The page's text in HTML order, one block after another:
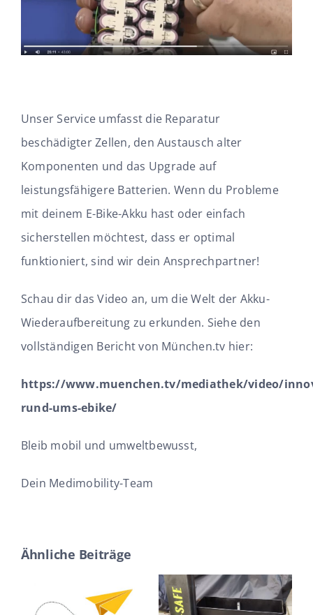
Unser Service umfasst die Reparatur
beschädigter Zellen, den Austausch alter
Komponenten und das Upgrade auf
leistungsfähigere Batterien. Wenn du Probleme
mit deinem E-Bike-Akku hast oder einfach
sicherstellen möchtest, dass er optimal
funktioniert, sind wir dein Ansprechpartner!
Schau dir das Video an, um die Welt der Akku-
Wiederaufbereitung zu erkunden. Siehe den
vollständigen Bericht von München.tv hier:
https://www.muenchen.tv/mediathek/video/
rund-ums-ebike/
Bleib mobil und umweltbewusst,
Dein Medimobility-Team
Ähnliche Beiträge